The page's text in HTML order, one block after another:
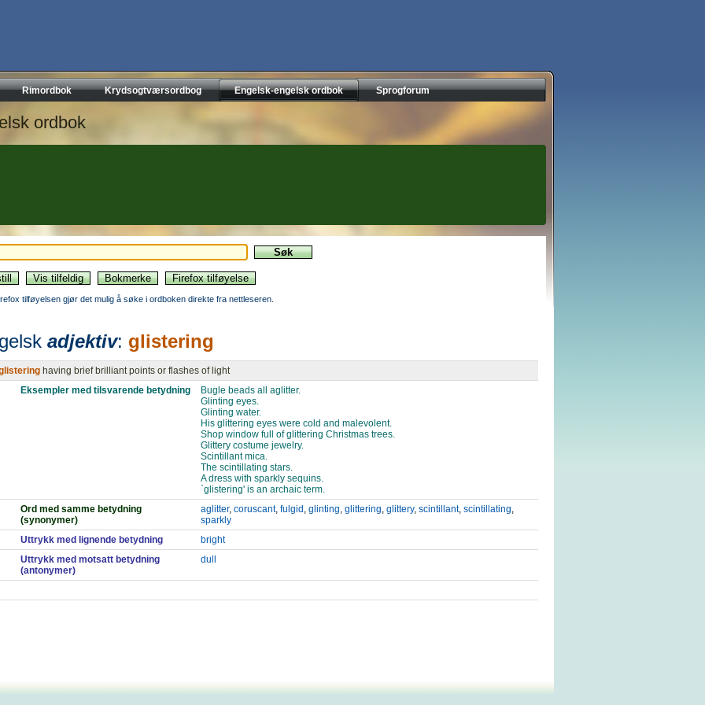
Rimordbok Krydsogtværsordbog Engelsk-engelsk ordbok Sprogforum
ordbok
tilføyelsen gjør det mulig å søke i ordboken direkte fra nettleseren.
adjektiv: glistering
having brief brilliant points or flashes of light
Eksempler med tilsvarende betydning
Bugle beads all aglitter.
Glinting eyes.
Glinting water.
His glittering eyes were cold and malevolent.
Shop window full of glittering Christmas trees.
Glittery costume jewelry.
Scintillant mica.
The scintillating stars.
A dress with sparkly sequins.
`glistering' is an archaic term.
Ord med samme betydning
(synonymer)
aglitter, coruscant, fulgid , glinting, glittering, glittery, scintillant, scintillating,
sparkly
Uttrykk med lignende betydning
bright
Uttrykk med motsatt betydning
(antonymer)
dull